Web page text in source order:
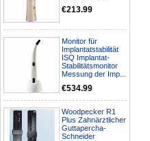
€213.99
Monitor für
Implantatstabilität
ISQ Implantat-
Stabilitätsmonitor
Messung der Imp...
€534.99
Woodpecker R1
Plus Zahnärztlicher
Guttapercha-
Schneider